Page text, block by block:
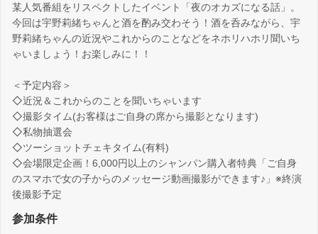
某人気番組をリスペクトしたイベント「夜のオカズになる話」。
今回は宇野莉緒ちゃんと酒を酌み交わそう！酒を呑みながら、宇
野莉緒ちゃんの近況やこれからのことなどをネホリハホリ聞いち
ゃいましょう！お楽しみに！！
＜予定内容＞
◇近況＆これからのことを聞いちゃいます
◇撮影タイム(お客様はご自身の席から撮影となります)
◇私物抽選会
◇ツーショットチェキタイム(有料)
◇会場限定企画！6,000円以上のシャンパン購入者特典「ご自身
のスマホで女の子からのメッセージ動画撮影ができます♪」※終演
後撮影予定
参加条件